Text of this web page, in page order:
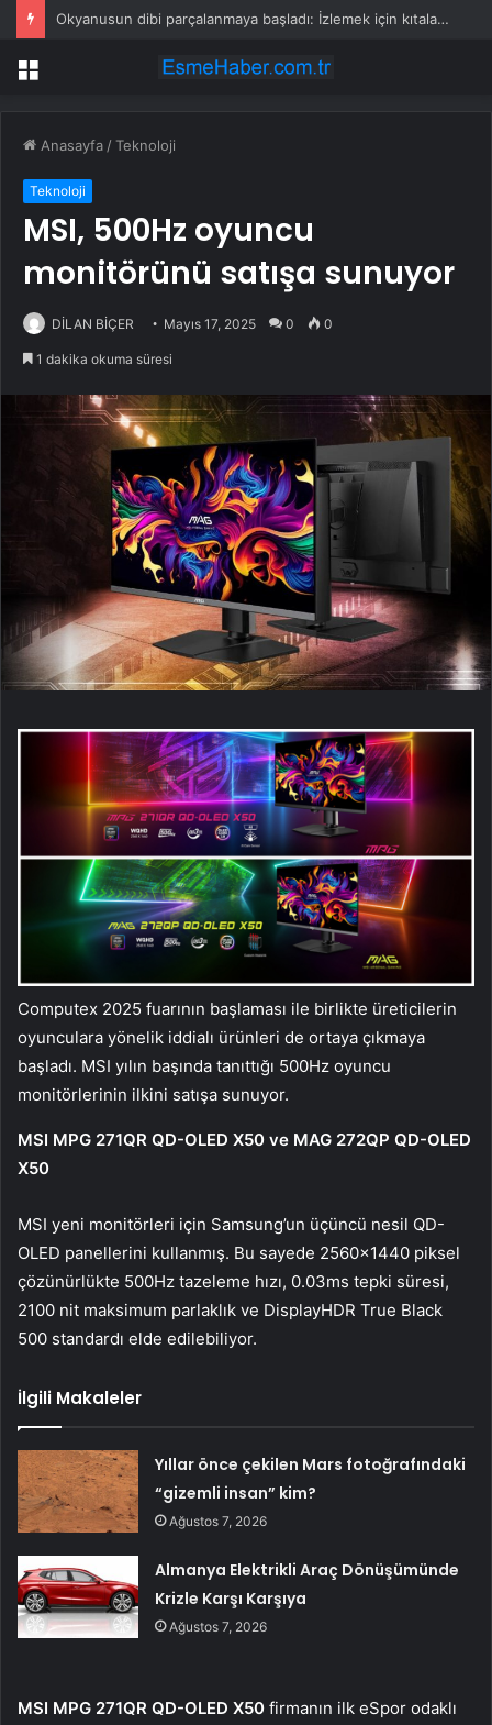
Okyanusun dibi parçalanmaya başladı: İzlemek için kıtalar aşıp geldiler
Menü
Anasayfa /Teknoloji
Teknoloji
MSI, 500Hz oyuncu
monitörünü satışa sunuyor
DİLAN BİÇER Mayıs 17, 2025 0 0
1 dakika okuma süresi
Computex 2025 fuarının başlaması ile birlikte üreticilerin
oyunculara yönelik iddialı ürünleri de ortaya çıkmaya
başladı. MSI yılın başında tanıttığı 500Hz oyuncu
monitörlerinin ilkini satışa sunuyor.
MSI MPG 271QR QD-OLED X50 ve MAG 272QP QD-OLED
X50
MSI yeni monitörleri için Samsung’un üçüncü nesil QD-
OLED panellerini kullanmış. Bu sayede 2560×1440 piksel
çözünürlükte 500Hz tazeleme hızı, 0.03ms tepki süresi,
2100 nit maksimum parlaklık ve DisplayHDR True Black
500 standardı elde edilebiliyor.
İlgili Makaleler
Yıllar önce çekilen Mars fotoğrafındaki
“gizemli insan” kim?
Ağustos 7, 2026
Almanya Elektrikli Araç Dönüşümünde
Krizle Karşı Karşıya
Ağustos 7, 2026
MSI MPG 271QR QD-OLED X50 firmanın ilk eSpor odaklı